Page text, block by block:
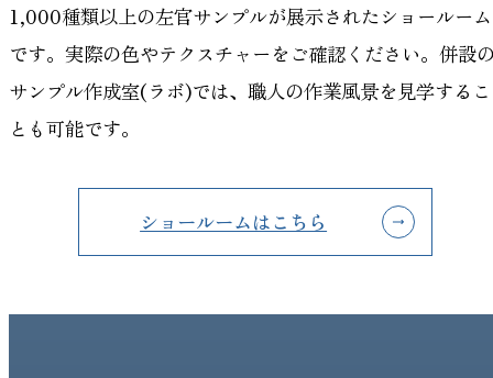
1,000種類以上の左官サンプルが展示されたショールーム
です。実際の色やテクスチャーをご確認ください。併設
サンプル作成室(ラボ)では、職人の作業風景を見学するこ
とも可能です。
ショールームはこちら